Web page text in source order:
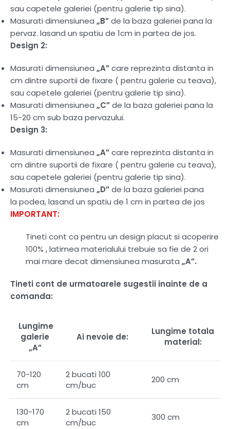
sau capetele galeriei (pentru galerie tip sina).
Masurati dimensiunea „B”de la baza galeriei pana la
pervaz. lasand un spatiu de 1cm in partea de jos.
Design 2:
Masurati dimensiunea „A”care reprezinta distanta in
cm dintre suportii de fixare ( pentru galerie cu teava),
sau capetele galeriei (pentru galerie tip sina).
Masurati dimensiunea „C”de la baza galeriei pana la
15-20 cm sub baza pervazului.
Design 3:
Masurati dimensiunea „A”care reprezinta distanta in
cm dintre suportii de fixare ( pentru galerie cu teava),
sau capetele galeriei (pentru galerie tip sina).
Masurati dimensiunea „D”de la baza galeriei pana
la podea, lasand un spatiu de 1 cm in partea de jos
IMPORTANT:
Tineti cont ca pentru un design placut si acoperire
100% , latimea materialului trebuie sa fie de 2 ori
mai mare decat dimensiunea masurata „A”.
Tineti cont de urmatoarele sugestii inainte de a
comanda:
Lungime
galerie
„A”
Ai nevoie de:
Lungime totala
material:
70-120
cm
2 bucati 100
cm/buc
200 cm
130-170
cm
2 bucati 150
cm/buc
300 cm